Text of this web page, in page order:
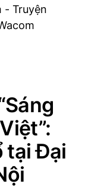
- Truyện
tại Đại